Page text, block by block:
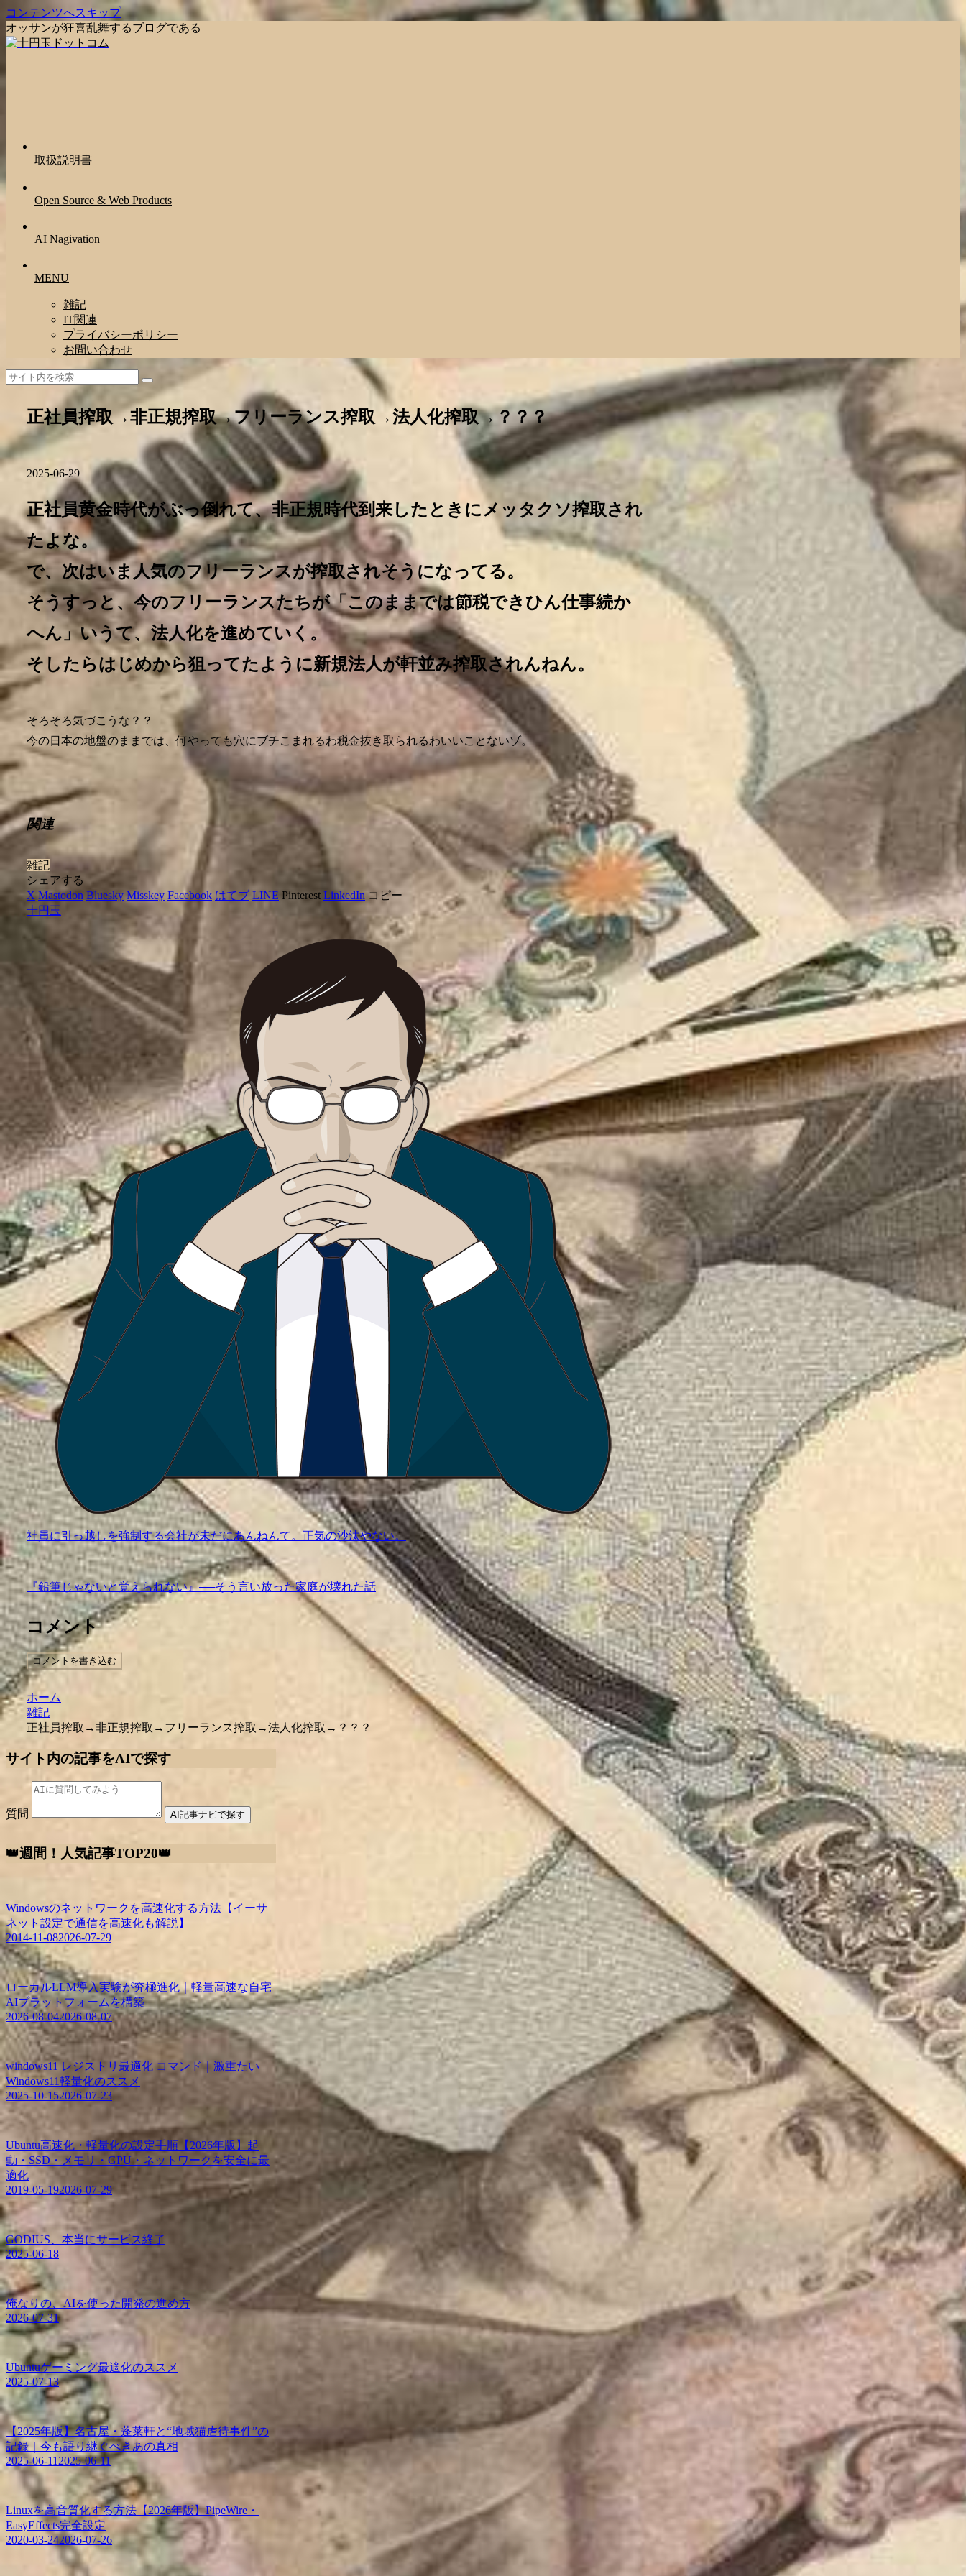
コンテンツへスキップ
オッサンが狂喜乱舞するブログである
取扱説明書
Open Source & Web Products
AI Nagivation
MENU
雑記
IT関連
プライバシーポリシー
お問い合わせ
正社員搾取→非正規搾取→フリーランス搾取→法人化搾取→？？？
2025-06-29
正社員黄金時代がぶっ倒れて、非正規時代到来したときにメッタクソ搾取され
たよな。
で、次はいま人気のフリーランスが搾取されそうになってる。
そうすっと、今のフリーランスたちが「このままでは節税できひん仕事続か
へん」いうて、法人化を進めていく。
そしたらはじめから狙ってたように新規法人が軒並み搾取されんねん。
そろそろ気づこうな？？
今の日本の地盤のままでは、何やっても穴にブチこまれるわ税金抜き取られるわいいことないゾ。
関連
雑記
シェアする
X Mastodon Bluesky Misskey Facebook はてブ LINE Pinterest LinkedIn コピー
十円玉
社員に引っ越しを強制する会社が未だにあんねんて。正気の沙汰やない。
『鉛筆じゃないと覚えられない』──そう言い放った家庭が壊れた話
コメント
コメントを書き込む
ホーム
雑記
正社員搾取→非正規搾取→フリーランス搾取→法人化搾取→？？？
サイト内の記事をAIで探す
質問 AI記事ナビで探す
👑週間！人気記事TOP20👑
Windowsのネットワークを高速化する方法【イーサ
ネット設定で通信を高速化も解説】
2014-11-082026-07-29
ローカルLLM導入実験が究極進化｜軽量高速な自宅
AIプラットフォームを構築
2026-08-042026-08-07
windows11 レジストリ最適化 コマンド｜激重たい
Windows11軽量化のススメ
2025-10-152026-07-23
Ubuntu高速化・軽量化の設定手順【2026年版】起
動・SSD・メモリ・GPU・ネットワークを安全に最
適化
2019-05-192026-07-29
GODIUS、本当にサービス終了
2025-06-18
俺なりの、AIを使った開発の進め方
2026-07-31
Ubuntuゲーミング最適化のススメ
2025-07-13
【2025年版】名古屋・蓬莱軒と“地域猫虐待事件”の
記録｜今も語り継ぐべきあの真相
2025-06-11 2025-06-11
Linuxを高音質化する方法【2026年版】PipeWire・
EasyEffects完全設定
2020-03-242026-07-26